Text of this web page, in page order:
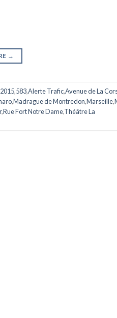
→
,583,Alerte Trafic,Avenue de La
,Madrague de Montredon,Marseille,
,Rue Fort Notre Dame,Théâtre La